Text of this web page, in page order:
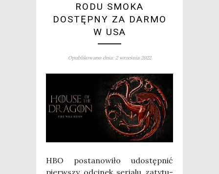
RODU SMOKA
DOSTĘPNY ZA DARMO
W USA
Opublikowano dnia: 2 września 2022
HBO posta­no­wi­ło udo­stęp­nić
pierw­szy odci­nek seria­lu zaty­tu­